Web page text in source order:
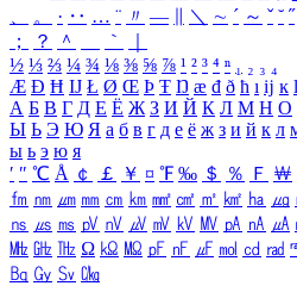
、
。 · ‥ … ¨ 〃 ― ＼ ∼ ´ ～ ˇ ˘ ˝
；
？ ＾ ｀
½ ⅓ ⅔ ¼ ¾ ⅛ ⅜ ⅝ ⅞ ¹ ² ³ ⁴ ⁿ ₁ ₂ ₃ ₄
Æ Ð Ħ Ĳ Ł Ø Œ Þ Ŧ Ŋ æ đ ð ħ ı ĳ ĸ
А Б В Г Д Е Ё Ж З И Й К Л М Н О
Ы Ь Э Ю Я а б в г д е ё ж з и й к л
ы ь э ю я
′ ″ ℃ Å ￠ ￡ ￥ ¤ ℉ ‰ ＄ ％ Ｆ ￦
㎙ ㎚ ㎛ ㎜ ㎝ ㎞ ㎟ ㎠ ㎡ ㎢ ㏊ ㎍
㎱ ㎲ ㎳ ㎴ ㎵ ㎶ ㎷ ㎸ ㎹ ㎀ ㎁ ㎂
㎒ ㎓ ㎔ Ω ㏀ ㏁ ㎊ ㎋ ㎌ ㏖ ㏅ ㎭
㏃ ㏉ ㏜ ㏆